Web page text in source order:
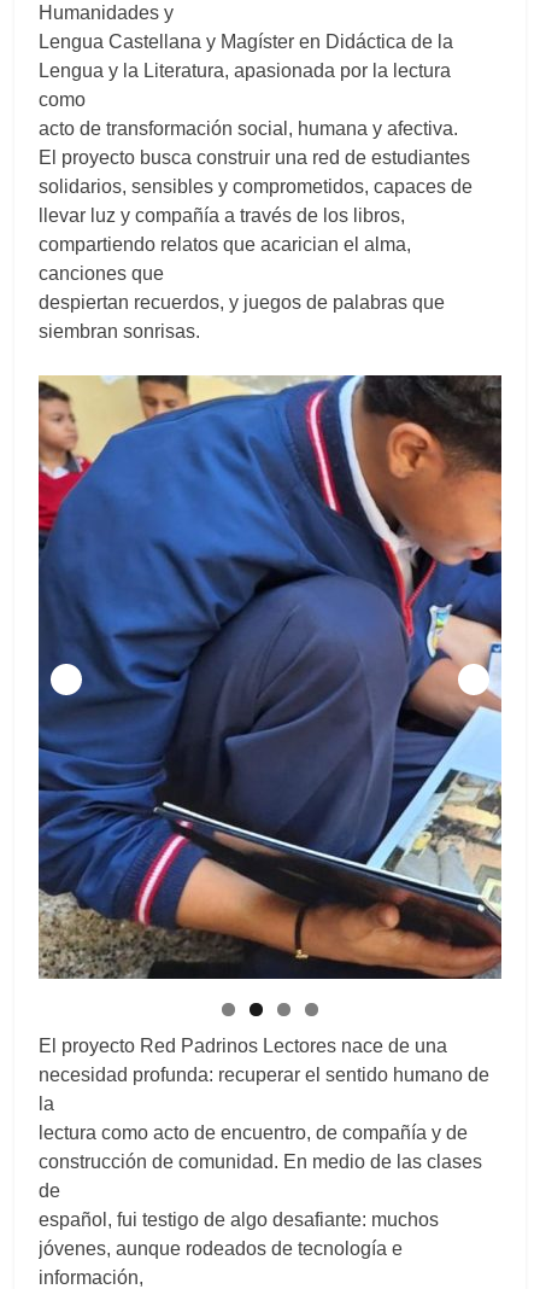
Humanidades y
Lengua Castellana y Magíster en Didáctica de la
Lengua y la Literatura, apasionada por la lectura
como
acto de transformación social, humana y afectiva.
El proyecto busca construir una red de estudiantes
solidarios, sensibles y comprometidos, capaces de
llevar luz y compañía a través de los libros,
compartiendo relatos que acarician el alma,
canciones que
despiertan recuerdos, y juegos de palabras que
siembran sonrisas.
El proyecto Red Padrinos Lectores nace de una
necesidad profunda: recuperar el sentido humano de
la
lectura como acto de encuentro, de compañía y de
construcción de comunidad. En medio de las clases
de
español, fui testigo de algo desafiante: muchos
jóvenes, aunque rodeados de tecnología e
información,